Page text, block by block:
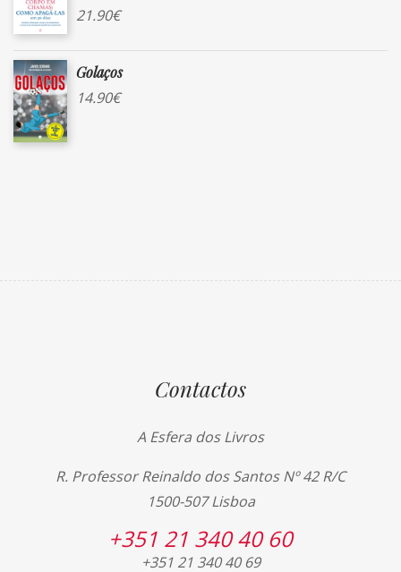
21.90€
Golaços
14.90€
Contactos
A Esfera dos Livros
R. Professor Reinaldo dos Santos Nº 42 R/C
1500-507 Lisboa
+351 21 340 40 60
+351 21 340 40 69